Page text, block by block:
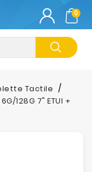
0
Tactile
6G/128G 7" ETUI +